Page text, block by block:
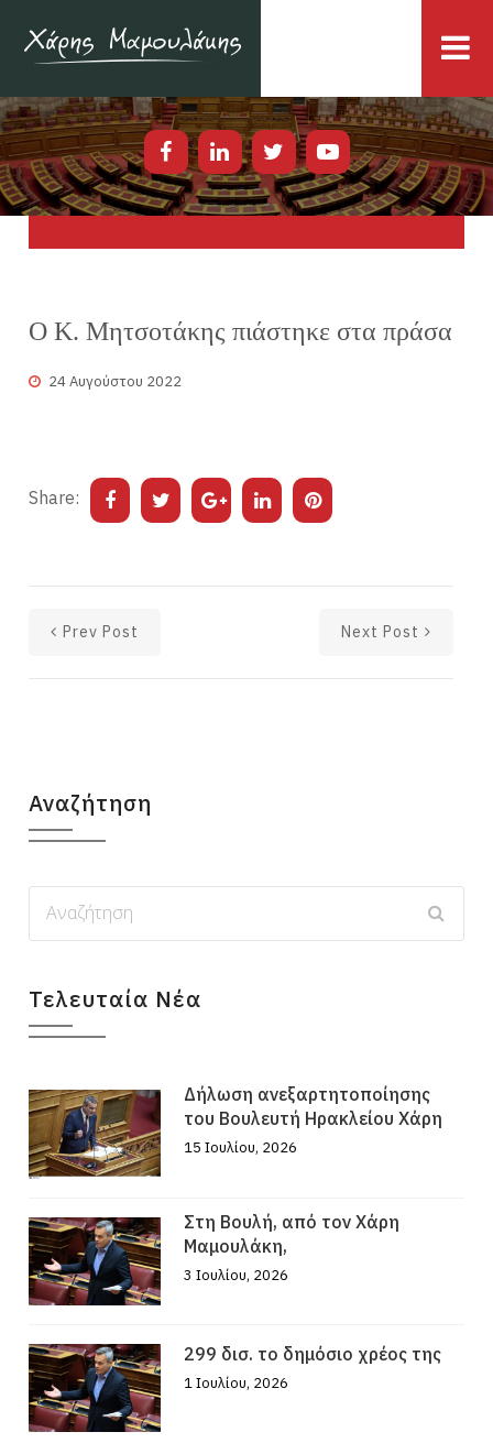
Ο Κ. Μητσοτάκης πιάστηκε στα πράσα
24 Αυγούστου 2022
Share:
Prev Post Next Post
Αναζήτηση
Τελευταία Νέα
Δήλωση ανεξαρτητοποίησης
του Βουλευτή Ηρακλείου Χάρη
15 Ιουλίου, 2026
Στη Βουλή, από τον Χάρη
Μαμουλάκη,
3 Ιουλίου, 2026
299 δισ. το δημόσιο χρέος της
1 Ιουλίου, 2026